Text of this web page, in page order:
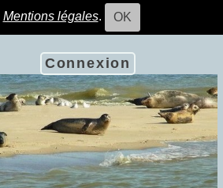
Mentions légales. OK
Connexion